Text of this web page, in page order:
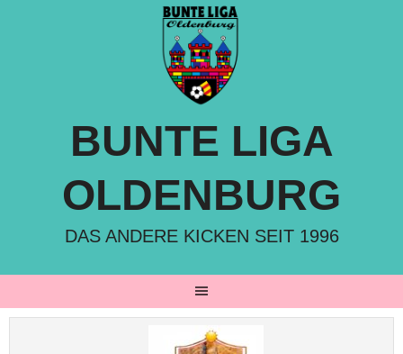
BUNTE LIGA
OLDENBURG
DAS ANDERE KICKEN SEIT 1996